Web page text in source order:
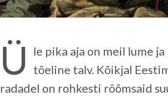
Ü
le pika aja on meil lume
tõeline talv. Kõikjal
radadel on rohkesti rõõmsaid